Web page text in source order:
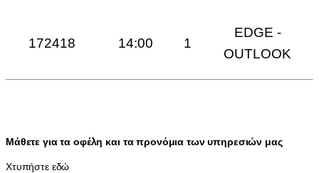
172418 14:00 1
EDGE -
OUTLOOK
Μάθετε για τα οφέλη και τα προνόμια των υπηρεσιών μας
Χτυπήστε εδώ